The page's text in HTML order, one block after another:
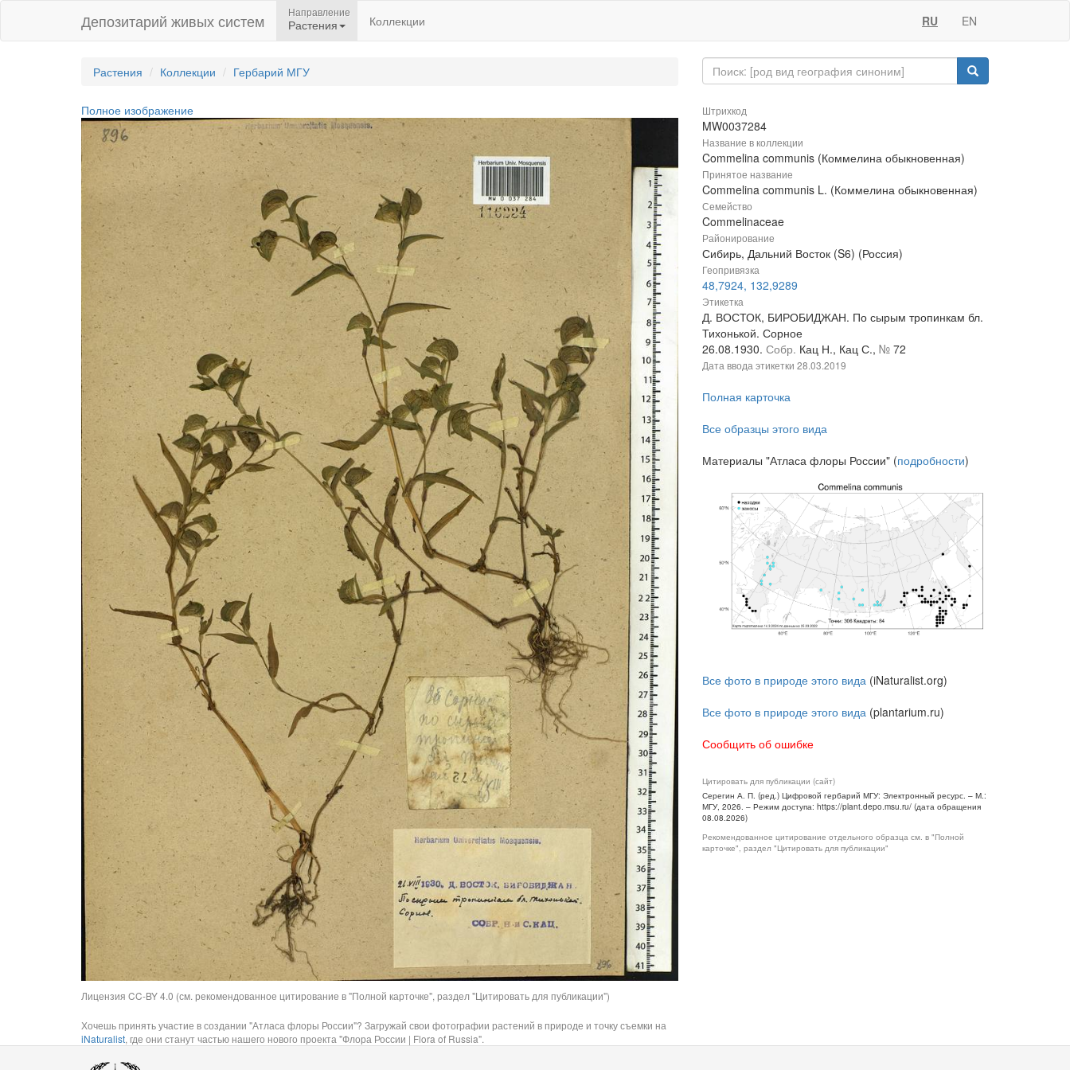
Депозитарий живых систем Направление
Растения Коллекции RU EN
Растения Коллекции Гербарий МГУ
Полное изображение
Лицензия CC-BY 4.0 (см. рекомендованное цитирование в "Полной карточке", раздел "Цитировать для публикации")
Хочешь принять участие в создании "Атласа флоры России"? Загружай свои фотографии растений в природе и точку съемки на
iNaturalist, где они станут частью нашего нового проекта "Флора России | Flora of Russia".
Штрихкод
MW0037284
Название в коллекции
Commelina communis (Коммелина обыкновенная)
Принятое название
Commelina communis L. (Коммелина обыкновенная)
Семейство
Commelinaceae
Районирование
Сибирь, Дальний Восток (S6) (Россия)
Геопривязка
48,7924, 132,9289
Этикетка
Д. ВОСТОК, БИРОБИДЖАН. По сырым тропинкам бл.
Тихонькой. Сорное
26.08.1930. Собр. Кац Н., Кац С., № 72
Дата ввода этикетки 28.03.2019
Полная карточка
Все образцы этого вида
Материалы "Атласа флоры России" (подробности)
Все фото в природе этого вида (iNaturalist.org)
Все фото в природе этого вида (plantarium.ru)
Сообщить об ошибке
Цитировать для публикации (сайт)
Серегин А. П. (ред.) Цифровой гербарий МГУ: Электронный ресурс. – М.:
МГУ, 2026. – Режим доступа: https://plant.depo.msu.ru/ (дата обращения
08.08.2026)
Рекомендованное цитирование отдельного образца см. в "Полной
карточке", раздел "Цитировать для публикации"